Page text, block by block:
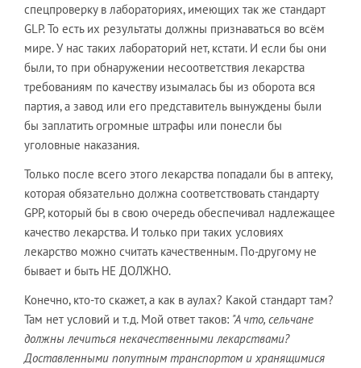
спецпроверку в лабораториях, имеющих так же стандарт
GLP. То есть их результаты должны признаваться во всём
мире. У нас таких лабораторий нет, кстати. И если бы они
были, то при обнаружении несоответствия лекарства
требованиям по качеству изымалась бы из оборота вся
партия, а завод или его представитель вынуждены были
бы заплатить огромные штрафы или понесли бы
уголовные наказания.
Только после всего этого лекарства попадали бы в аптеку,
которая обязательно должна соответствовать стандарту
GPP, который бы в свою очередь обеспечивал надлежащее
качество лекарства. И только при таких условиях
лекарство можно считать качественным. По-другому не
бывает и быть НЕ ДОЛЖНО.
Конечно, кто-то скажет, а как в аулах? Какой стандарт там?
Там нет условий и т.д. Мой ответ таков: "А что, сельчане
должны лечиться некачественными лекарствами?
Доставленными попутным транспортом и хранящимися